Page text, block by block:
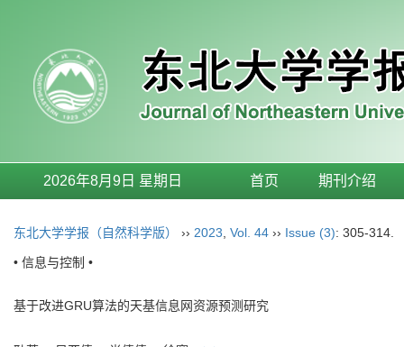
2026年8月9日 星期日 首页 期刊介绍
东北大学学报（自然科学版） ›› 2023 Vol. 44 ›› Issue (3): 305-314.
• 信息与控制 •
基于改进GRU算法的天基信息网资源预测研究